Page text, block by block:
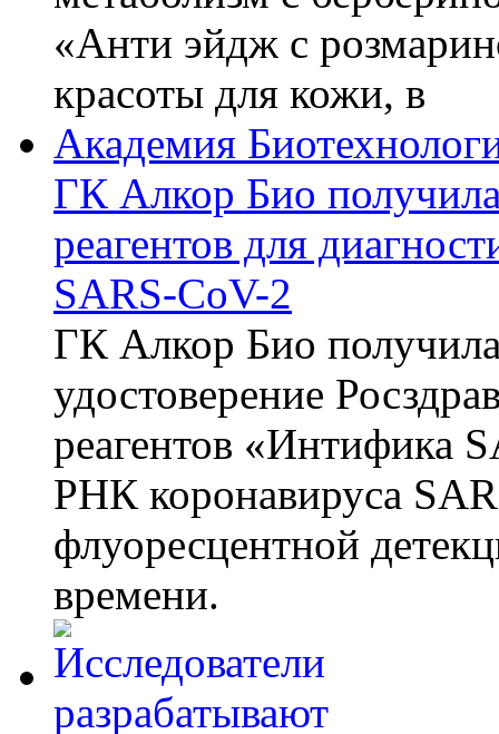
«Анти эйдж с
красоты для кожи, в
Академия
ГК Алкор Био
реагентов для
SARS-CoV-2
ГК Алкор Био
удостоверение
реагентов «Интифика
РНК коронавируса
флуоресцентной
времени.